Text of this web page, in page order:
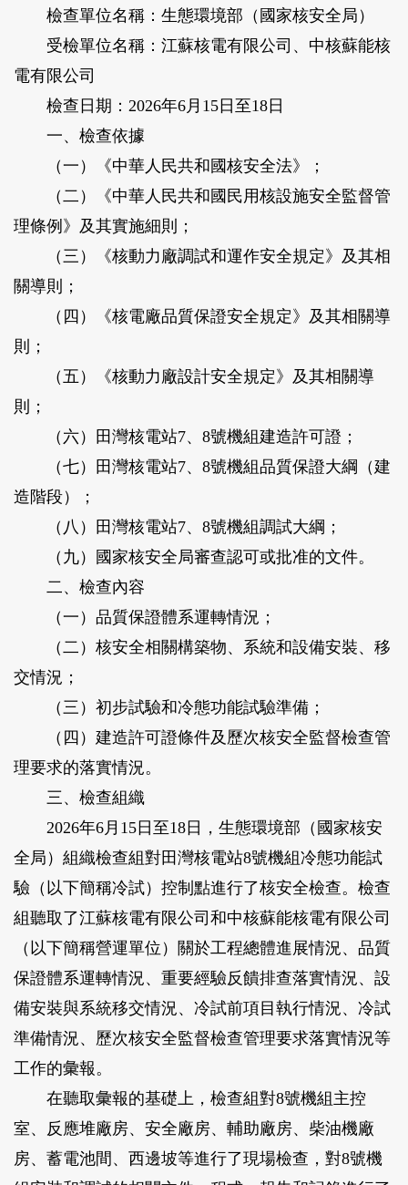
檢查單位名稱：生態環境部（國家核安全局）
受檢單位名稱：江蘇核電有限公司、中核蘇能核
電有限公司
檢查日期：2026年6月15日至18日
一、檢查依據
（一）《中華人民共和國核安全法》；
（二）《中華人民共和國民用核設施安全監督管
理條例》及其實施細則；
（三）《核動力廠調試和運作安全規定》及其相
關導則；
（四）《核電廠品質保證安全規定》及其相關導
則；
（五）《核動力廠設計安全規定》及其相關導
則；
（六）田灣核電站7、8號機組建造許可證；
（七）田灣核電站7、8號機組品質保證大綱（建
造階段）；
（八）田灣核電站7、8號機組調試大綱；
（九）國家核安全局審查認可或批准的文件。
二、檢查內容
（一）品質保證體系運轉情況；
（二）核安全相關構築物、系統和設備安裝、移
交情況；
（三）初步試驗和冷態功能試驗準備；
（四）建造許可證條件及歷次核安全監督檢查管
理要求的落實情況。
三、檢查組織
2026年6月15日至18日，生態環境部（國家核安
全局）組織檢查組對田灣核電站8號機組冷態功能試
驗（以下簡稱冷試）控制點進行了核安全檢查。檢查
組聽取了江蘇核電有限公司和中核蘇能核電有限公司
（以下簡稱營運單位）關於工程總體進展情況、品質
保證體系運轉情況、重要經驗反饋排查落實情況、設
備安裝與系統移交情況、冷試前項目執行情況、冷試
準備情況、歷次核安全監督檢查管理要求落實情況等
工作的彙報。
在聽取彙報的基礎上，檢查組對8號機組主控
室、反應堆廠房、安全廠房、輔助廠房、柴油機廠
房、蓄電池間、西邊坡等進行了現場檢查，對8號機